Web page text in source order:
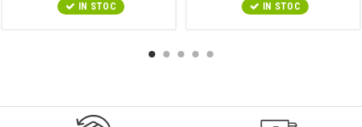
IN STOC IN STOC